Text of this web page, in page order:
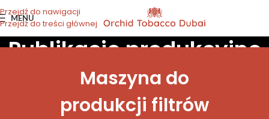
Przejdź do nawigacji
Przejdź do treści głównej
MENU
Publikacje produkcyjne
Maszyna do
produkcji filtrów